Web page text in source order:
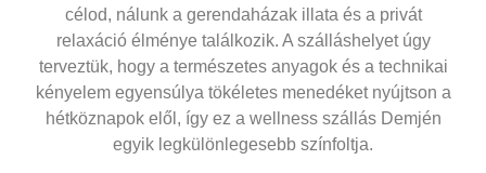
célod, nálunk a gerendaházak illata és a privát
relaxáció élménye találkozik. A szálláshelyet úgy
terveztük, hogy a természetes anyagok és a technikai
kényelem egyensúlya tökéletes menedéket nyújtson a
hétköznapok elől, így ez a wellness szállás Demjén
egyik legkülönlegesebb színfoltja.